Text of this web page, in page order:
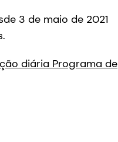
3 de maio de 2021
diária Programa de